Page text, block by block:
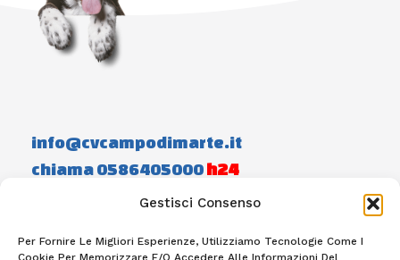
Gestisci Consenso
Per Fornire Le Migliori Esperienze, Utilizziamo Tecnologie Come I
Cookie Per Memorizzare E/o Accedere Alle Informazioni Del
info@cvcampodimarte.it
chiama 0586405000h24
Home Staff Photogallery Contatti